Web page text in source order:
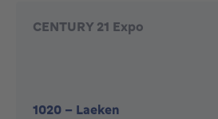
CENTURY 21 Expo
1020 - Laeken